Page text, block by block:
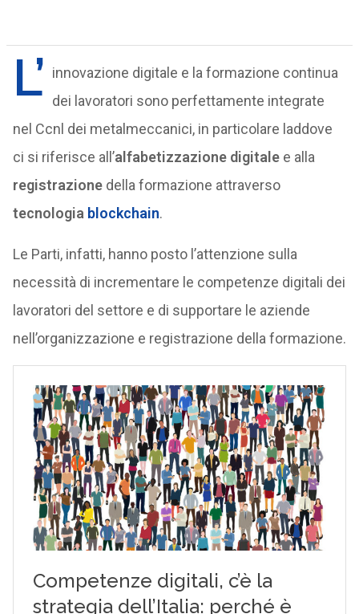
L’ innovazione digitale e la formazione continua
dei lavoratori sono perfettamente integrate
nel Ccnl dei metalmeccanici, in particolare laddove
ci si riferisce all’alfabetizzazione digitalee alla
registrazionedella formazione attraverso
tecnologia blockchain.
Le Parti, infatti, hanno posto l’attenzione sulla
necessità di incrementare le competenze digitali dei
lavoratori del settore e di supportare le aziende
nell’organizzazione e registrazione della formazione.